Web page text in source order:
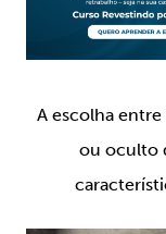
A escolha
ou oculto